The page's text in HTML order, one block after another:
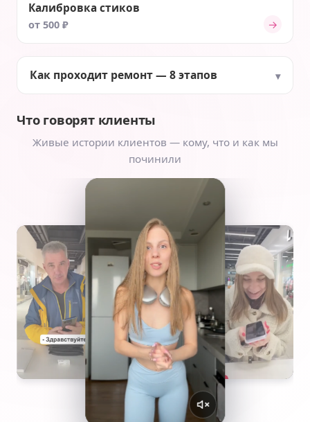
Калибровка стиков
от 500 ₽ →
Как проходит ремонт — 8 этапов
Что говорят клиенты
Живые истории клиентов — кому, что и как мы
починили